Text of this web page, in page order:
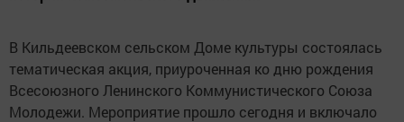
В Кильдеевском сельском Доме культуры состоялась
тематическая акция, приуроченная ко дню рождения
Всесоюзного Ленинского Коммунистического Союза
Молодежи. Мероприятие прошло сегодня и включало